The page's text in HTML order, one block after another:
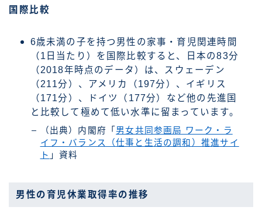
国際比較
6歳未満の子を持つ男性の家事・育児関連時間
（1日当たり）を国際比較すると、日本の83分
（2018年時点のデータ）は、スウェーデン
（211分）、アメリカ（197分）、イギリス
（171分）、ドイツ（177分）など他の先進国
と比較して極めて低い水準に留まっています。
（出典）内閣府「 男女共同参画局 ワーク・ラ
イフ・バランス（仕事と生活の調和）推進サイ
ト 」資料
男性の育児休業取得率の推移